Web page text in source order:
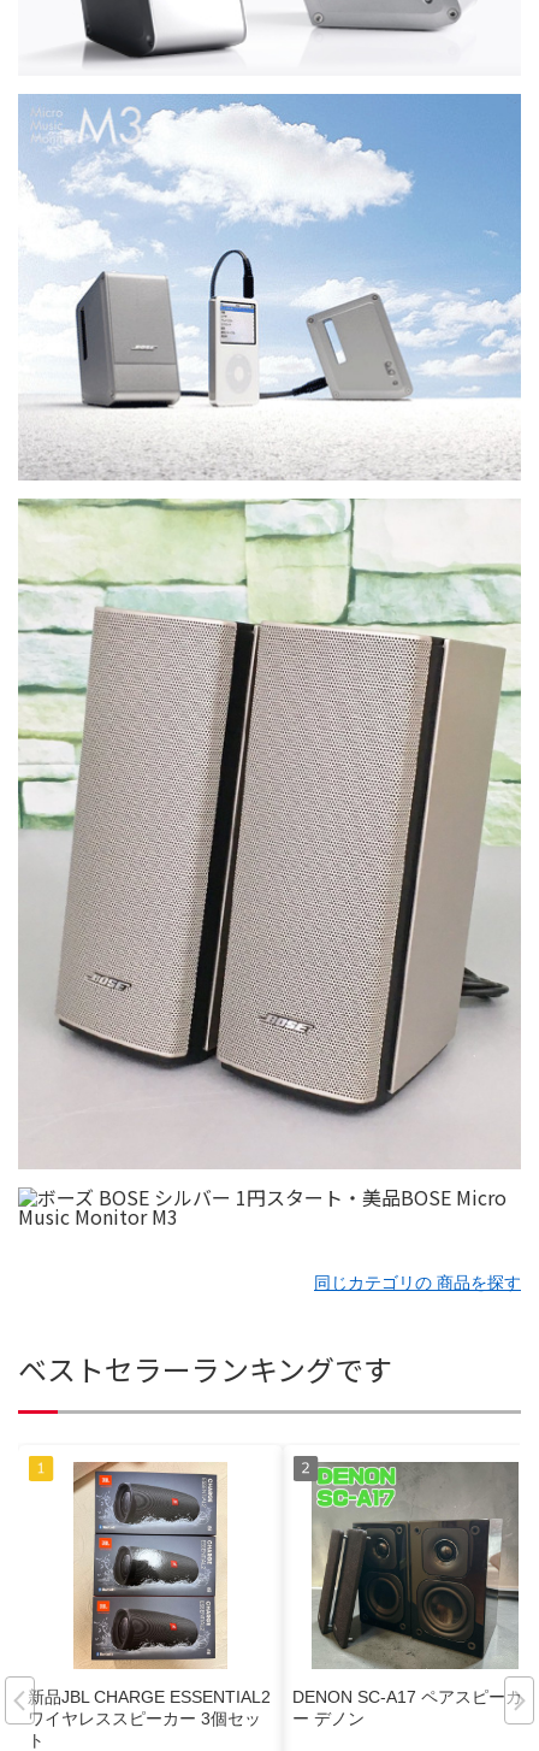
同じカテゴリの 商品を探す
ベストセラーランキングです
新品JBL CHARGE ESSENTIAL2
ワイヤレススピーカー 3個セッ
ト
DENON SC-A17 ペアスピーカ
ー デノン